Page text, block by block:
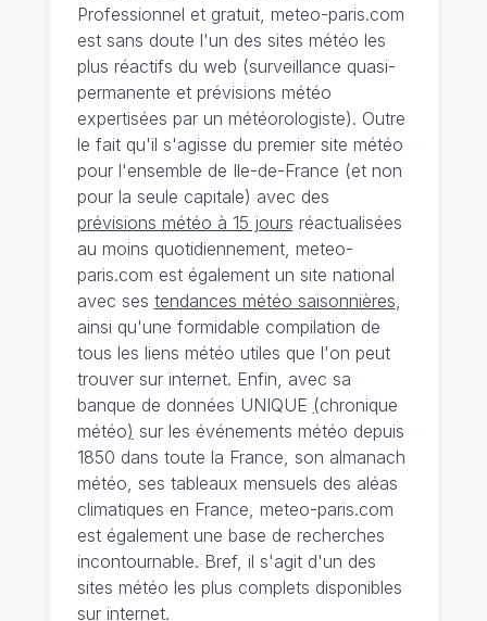
Professionnel et gratuit, meteo-paris.com
est sans doute l'un des sites météo les
plus réactifs du web (surveillance quasi-
permanente et prévisions météo
expertisées par un météorologiste). Outre
le fait qu'il s'agisse du premier site météo
pour l'ensemble de Ile-de-France (et non
pour la seule capitale) avec des
prévisions météo à 15 jours réactualisées
au moins quotidiennement, meteo-
paris.com est également un site national
avec ses tendances météo saisonnières,
ainsi qu'une formidable compilation de
tous les liens météo utiles que l'on peut
trouver sur internet. Enfin, avec sa
banque de données UNIQUE (chronique
météo) sur les événements météo depuis
1850 dans toute la France, son almanach
météo, ses tableaux mensuels des aléas
climatiques en France, meteo-paris.com
est également une base de recherches
incontournable. Bref, il s'agit d'un des
sites météo les plus complets disponibles
sur internet.